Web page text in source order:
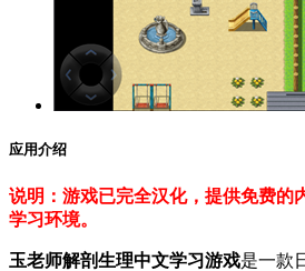
应用介绍
说明：游戏已完全汉化，提供免费的
学习环境。
玉老师解剖生理中文学习游戏是一款